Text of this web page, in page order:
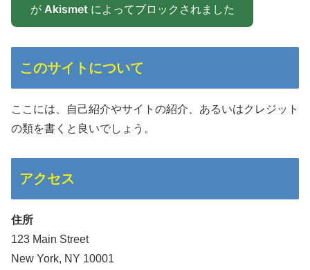
が Akismetによってブロックされました
このサイトについて
ここには、自己紹介やサイトの紹介、あるいはクレジット
の類を書くと良いでしょう。
アクセス
住所
123 Main Street
New York, NY 10001